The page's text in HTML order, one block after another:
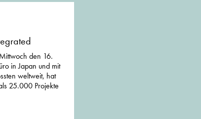
den 16.
in Japan und mit
weltweit, hat
25.000 Projekte